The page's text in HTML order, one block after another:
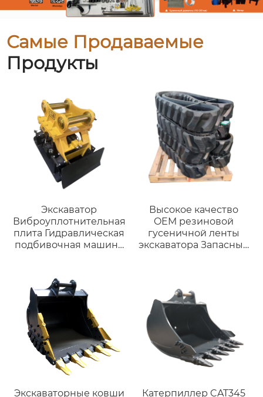
Самые Продаваемые
Продукты
Экскаватор
Виброуплотнительная
плита Гидравлическая
подбивочная машина
…
Высокое качество
OEM резиновой
гусеничной ленты
экскаватора Запасные
гусеничных
погрузчиков
запасные части
прямые продажи с
завода
Экскаваторные ковши Катерпиллер CAT345